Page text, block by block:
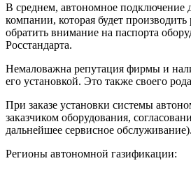
В среднем, автономное подключение
компании, которая будет
обратить внимание на паспорта
Росстандарта.
Немаловажна репутация фирмы и
его установкой. Это также своего
При заказе установки системы
заказчиком оборудования,
дальнейшее сервисное обслуживание).
Регионы автономной газификации: